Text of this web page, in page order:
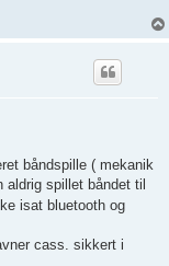
båndspille ( mekanik
spillet båndet til
isat bluetooth og
cass. sikkert i